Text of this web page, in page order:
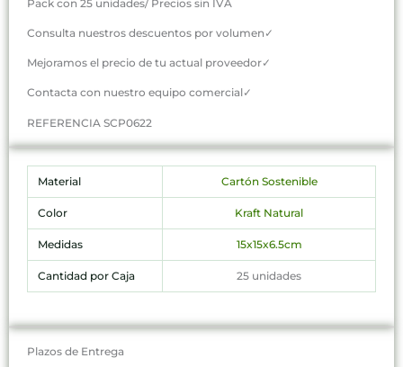
Pack con 25 unidades/ Precios sin IVA
Consulta nuestros descuentos por volumen✓
Mejoramos el precio de tu actual proveedor✓
Contacta con nuestro equipo comercial✓
REFERENCIA SCP0622
Material Cartón Sostenible
Color Kraft Natural
Medidas 15x15x6.5cm
Cantidad por Caja 25 unidades
Plazos de Entrega